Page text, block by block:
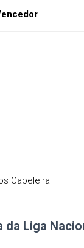
Cabeleira
da Liga